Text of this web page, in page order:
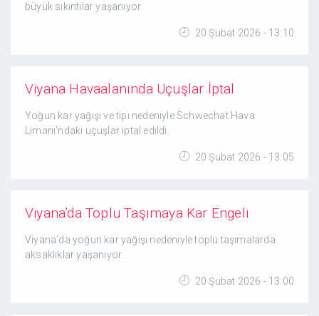
büyük sıkıntılar yaşanıyor.
20 Şubat 2026 - 13:10
Viyana Havaalanında Uçuşlar İptal
Yoğun kar yağışı ve tipi nedeniyle Schwechat Hava
Limanı’ndaki uçuşlar iptal edildi.
20 Şubat 2026 - 13:05
Viyana’da Toplu Taşımaya Kar Engeli
Viyana’da yoğun kar yağışı nedeniyle toplu taşımalarda
aksaklıklar yaşanıyor.
20 Şubat 2026 - 13:00